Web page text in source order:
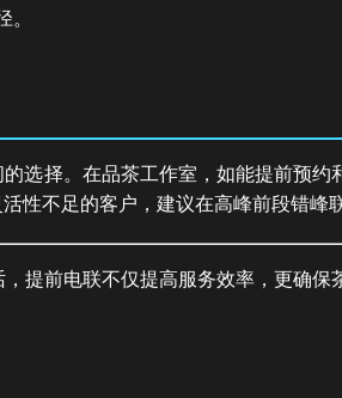
。
选择。在品茶工作室，如能提前预
性不足的客户，建议在高峰前段错峰
提前电联不仅提高服务效率，更确保